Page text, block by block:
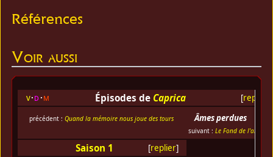
Références
Voir aussi
[replier
v d m Épisodes de Caprica
précédent : Quand la mémoire nous joue des tours Âmes perdues
suivant : Le Fond de l'abîme
[replier]
Saison 1